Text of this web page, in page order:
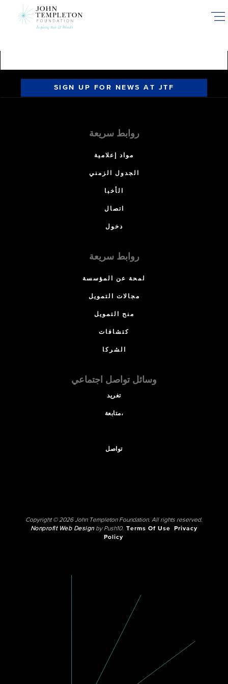
SIGN UP FOR NEWS AT JTF
روابط سريعة
مواد إعلامية
الجدول الزمني
الأخبا
اتصال
دخول
روابط سريعة
لمحة عن المؤسسة
مجالات التمويل
منح التمويل
كتشافات
الشركا
وسائل تواصل اجتماعي
تغريد
متابعة،
تواصل
Copyright © 2026 John Templeton Foundation. All rights reserved.
Nonprofit Web Designby Push10. Terms Of Use
Privacy
Policy